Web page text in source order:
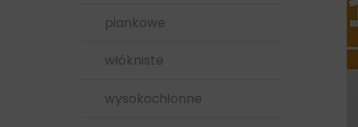
papiery do USG, EKG
Winylowe
piankowe
włókniste
wysokochłonne